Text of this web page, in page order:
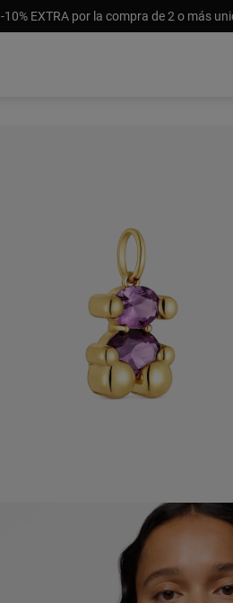
-10% EXTRA por la compra de 2 o más